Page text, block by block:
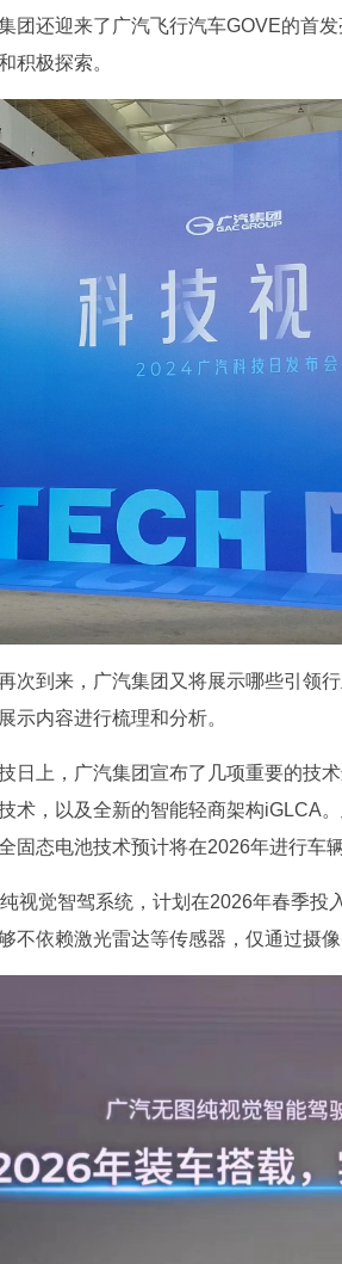
团还迎来了广汽飞行汽车GOVE的首
积极探索。
次到来，广汽集团又将展示哪些引领
示内容进行梳理和分析。
日上，广汽集团宣布了几项重要的技
术，以及全新的智能轻商架构iGLCA
固态电池技术预计将在2026年进行车辆
视觉智驾系统，计划在2026年春季投
不依赖激光雷达等传感器，仅通过摄